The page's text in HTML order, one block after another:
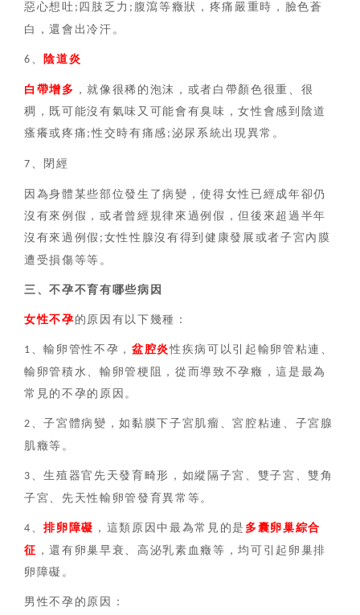
惡心想吐 ; 四肢乏力 ; 腹瀉等癥狀，疼痛嚴重時，臉色蒼
白，還會出冷汗。
6 、 陰道炎
白帶增多 ，就像很稀的泡沫，或者白帶顏色很重、很
稠，既可能沒有氣味又可能會有臭味，女性會感到陰道
瘙癢或疼痛 ;性交時有痛感 ; 泌尿系統出現異常。
7 、閉經
因為身體某些部位發生了病變，使得女性已經成年卻仍
沒有來例假，或者曾經規律來過例假，但後來超過半年
沒有來過例假 ; 女性性腺沒有得到健康發展或者子宮內膜
遭受損傷等等。
三、不孕不育有哪些病因
女性不孕 的原因有以下幾種：
1 、輸卵管性不孕，盆腔炎性疾病可以引起輸卵管粘連、
輸卵管積水、輸卵管梗阻，從而導致不孕癥，這是最為
常見的不孕的原因。
2 、子宮體病變，如黏膜下子宮肌瘤、宮腔粘連、子宮腺
肌癥等。
3 、生殖器官先天發育畸形，如縱隔子宮、雙子宮、雙角
子宮、先天性輸卵管發育異常等。
4 、排卵障礙 ，這類原因中最為常見的是 多囊卵巢綜合
征 ，還有卵巢早衰、高泌乳素血癥等，均可引起卵巢排
卵障礙。
男性不孕的原因：